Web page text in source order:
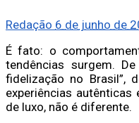
Redação 6 de junho de
É fato: o
tendências surgem.
fidelização no Brasil”,
experiências
de luxo, não é diferente.